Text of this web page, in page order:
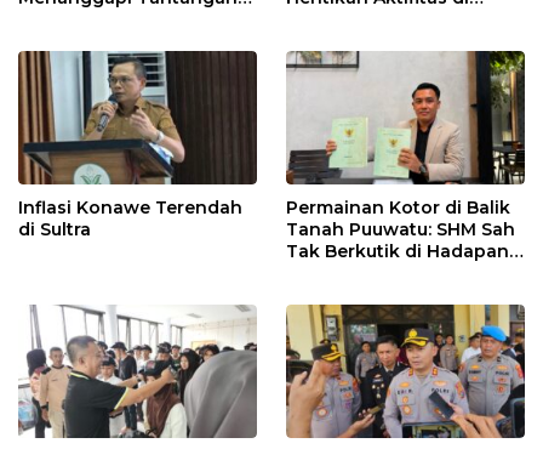
Inflasi Konawe Terendah
di Sultra
Permainan Kotor di Balik
Tanah Puuwatu: SHM Sah
Tak Berkutik di Hadapan